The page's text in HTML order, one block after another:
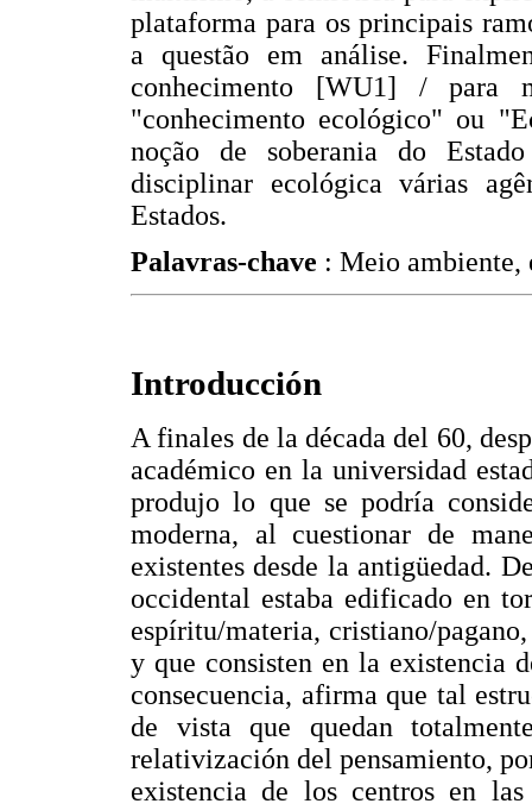
plataforma para os principais
a questão em análise.
conhecimento [WU1] / para
"conhecimento ecológico" ou
noção de soberania do
disciplinar ecológica várias
Estados.
Palavras-chave : Meio
Introducción
A finales de la década del 60,
académico en la universidad
produjo lo que se podría
moderna, al cuestionar de
existentes desde la antigüedad.
occidental estaba edificado en
espíritu/materia, cristiano/
y que consisten en la existencia
consecuencia, afirma que tal
de vista que quedan
relativización del pensamiento,
existencia de los centros en